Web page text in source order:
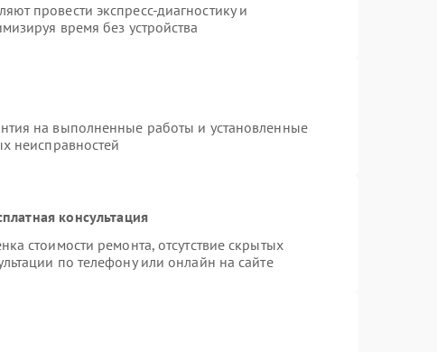
провести экспресс-диагностику и
время без устройства
на выполненные работы и установленные
неисправностей
консультация
стоимости ремонта, отсутствие скрытых
по телефону или онлайн на сайте